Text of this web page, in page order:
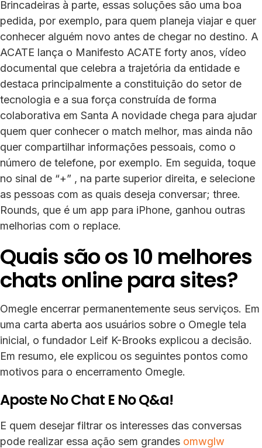
Brincadeiras à parte, essas soluções são uma boa
pedida, por exemplo, para quem planeja viajar e quer
conhecer alguém novo antes de chegar no destino. A
ACATE lança o Manifesto ACATE forty anos, vídeo
documental que celebra a trajetória da entidade e
destaca principalmente a constituição do setor de
tecnologia e a sua força construída de forma
colaborativa em Santa A novidade chega para ajudar
quem quer conhecer o match melhor, mas ainda não
quer compartilhar informações pessoais, como o
número de telefone, por exemplo. Em seguida, toque
no sinal de “+” , na parte superior direita, e selecione
as pessoas com as quais deseja conversar; three.
Rounds, que é um app para iPhone, ganhou outras
melhorias com o replace.
Quais são os 10 melhores
chats online para sites?
Omegle encerrar permanentemente seus serviços. Em
uma carta aberta aos usuários sobre o Omegle tela
inicial, o fundador Leif K-Brooks explicou a decisão.
Em resumo, ele explicou os seguintes pontos como
motivos para o encerramento Omegle.
Aposte No Chat E No Q&a!
E quem desejar filtrar os interesses das conversas
pode realizar essa ação sem grandes omwglw